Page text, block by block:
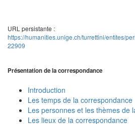
URL persistante :
https://humanities.unige.ch/turrettini/entites/
22909
Présentation de la correspondance
Introduction
Les temps de la correspondance
Les personnes et les thèmes de
Les lieux de la correspondance